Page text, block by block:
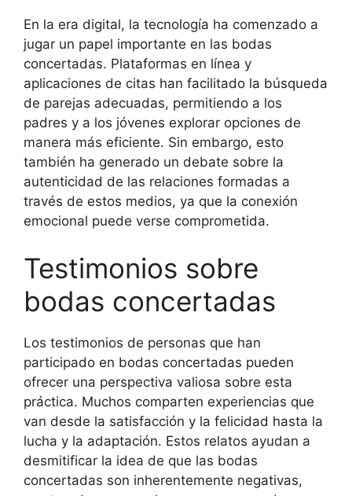
En la era digital, la tecnología ha comenzado a
jugar un papel importante en las bodas
concertadas. Plataformas en línea y
aplicaciones de citas han facilitado la búsqueda
de parejas adecuadas, permitiendo a los
padres y a los jóvenes explorar opciones de
manera más eficiente. Sin embargo, esto
también ha generado un debate sobre la
autenticidad de las relaciones formadas a
través de estos medios, ya que la conexión
emocional puede verse comprometida.
Testimonios sobre
bodas concertadas
Los testimonios de personas que han
participado en bodas concertadas pueden
ofrecer una perspectiva valiosa sobre esta
práctica. Muchos comparten experiencias que
van desde la satisfacción y la felicidad hasta la
lucha y la adaptación. Estos relatos ayudan a
desmitificar la idea de que las bodas
concertadas son inherentemente negativas,